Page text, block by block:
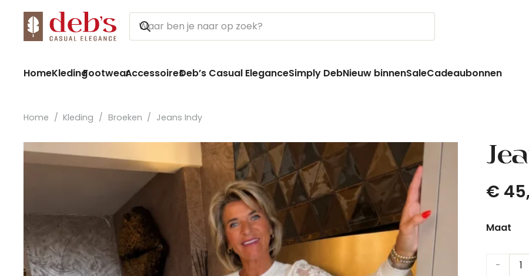
HomeKledingFootwearAccessoiresDeb’s Casual EleganceSimply DebNieuw binnenSaleCadeaubonnen
Home / Kleding / Broeken / Jeans Indy
€
Maat
Jeans